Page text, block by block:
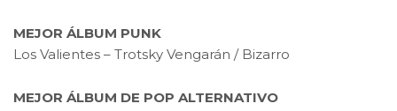
MEJOR ÁLBUM PUNK
Los Valientes – Trotsky Vengarán / Bizarro
MEJOR ÁLBUM DE POP ALTERNATIVO